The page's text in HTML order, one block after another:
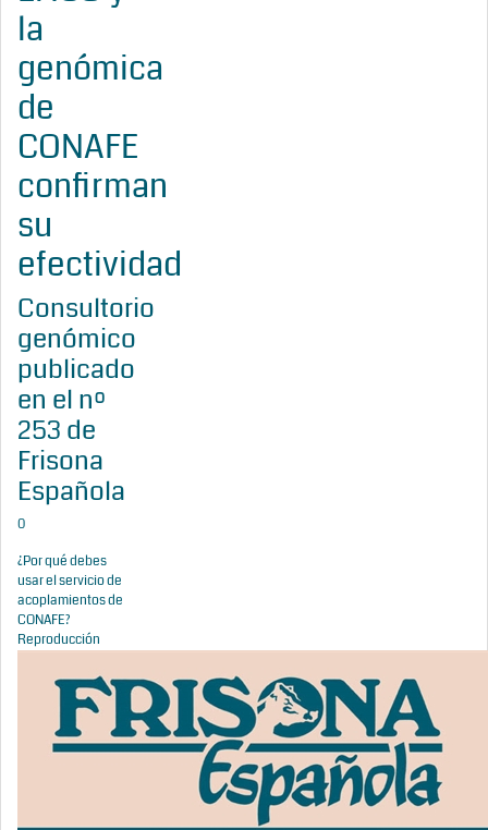
la
genómica
de
CONAFE
confirman
su
efectividad
Consultorio
genómico
publicado
en el nº
253 de
Frisona
Española
0
¿Por qué debes
usar el servicio de
acoplamientos de
CONAFE?
Reproducción